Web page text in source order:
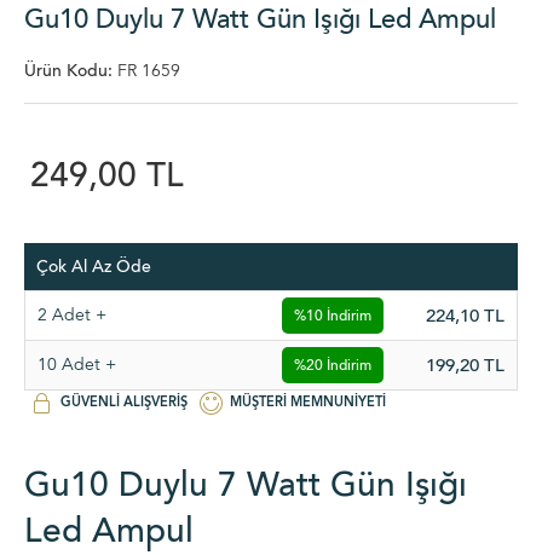
Gu10 Duylu 7 Watt Gün Işığı Led Ampul
Ürün Kodu: FR 1659
249,00 TL
Çok Al Az Öde
2 Adet + %10 İndirim 224,10 TL
10 Adet + %20 İndirim 199,20 TL
GÜVENLI ALIŞVERIŞ MÜŞTERI MEMNUNIYETI
Gu10 Duylu 7 Watt Gün Işığı
Led Ampul